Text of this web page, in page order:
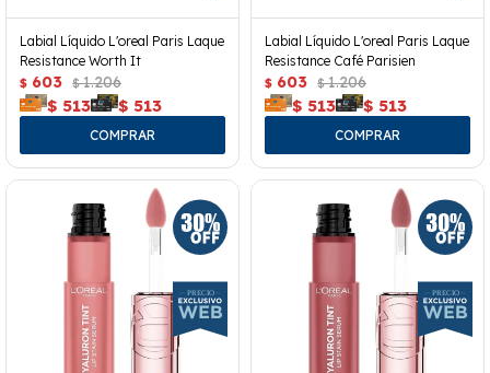
Labial Líquido L'oreal Paris Laque
Resistance Worth It
$ 603 $ 1.206
$ 513 $ 513
Labial Líquido L'oreal Paris Laque
Resistance Café Parisien
$ 603 $ 1.206
$ 513 $ 513